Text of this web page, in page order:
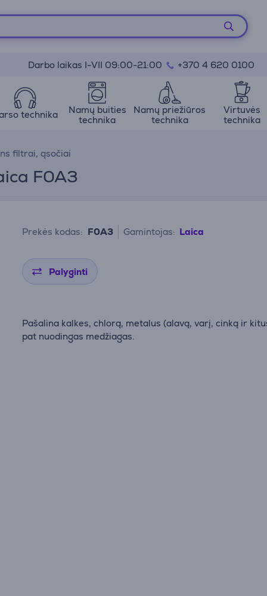
Darbo laikas I-VII 09:00-21:00 +370 4 620 0100
technika
Namų buities
technika
Namų priežiūros
technika
Virtuvės
technika
filtrai, ąsočiai
F0A3
Prekės kodas: F0A3 Gamintojas: Laica
Palyginti
Pašalina kalkes, chlorą, metalus (alavą, varį, cinką ir
pat nuodingas medžiagas.